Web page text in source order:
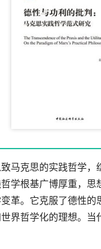
马克思的实践哲学，
学根基广博厚重，
革。它克服了德性
界哲学化的理想。